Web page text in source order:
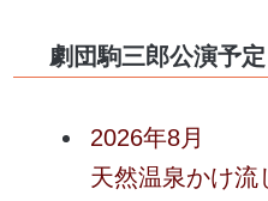
劇団駒三郎公演予定
2026年8月
天然温泉かけ流